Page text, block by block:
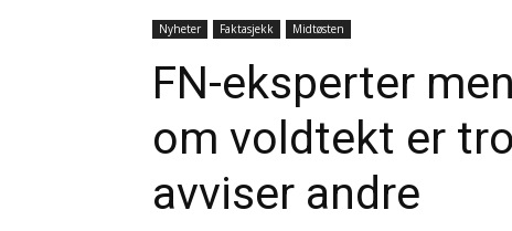
Nyheter Faktasjekk Midtøsten
FN-eksperter
om voldtekt er
avviser andre